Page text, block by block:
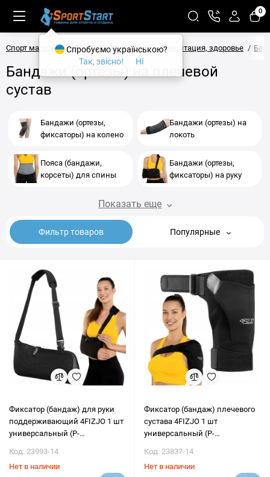
0
Спорт магазин SPORTSTART Массаж, реабилитация, здоровье
Бандажи (ортезы) на плечевой
сустав
Бандажи (ортезы,
фиксаторы) на колено
Бандажи (ортезы) на
локоть
Пояса (бандажи,
корсеты) для спины
Бандажи (ортезы,
фиксаторы) на руку
Показать еще
Фильтр товаров Популярные
Фиксатор (бандаж) для руки
поддерживающий 4FIZJO 1 шт
универсальный (P-
Код: 23993-14
Нет в наличии
Фиксатор (бандаж) плечевого
сустава 4FIZJO 1 шт
универсальный (P-
Код: 23837-14
Нет в наличии
Спробуємо українською?
Так, звісно!
Ні